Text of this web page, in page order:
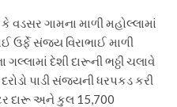
વડસર ગામના માળી મહોલ્લામાં
ઉર્ફે સંજય વિરાભાઈ માળી
દેશી દારૂની ભઠ્ઠી ચલાવે
પાડી સંજયની ધરપકડ કરી
દારૂ અને કુલ 15,700